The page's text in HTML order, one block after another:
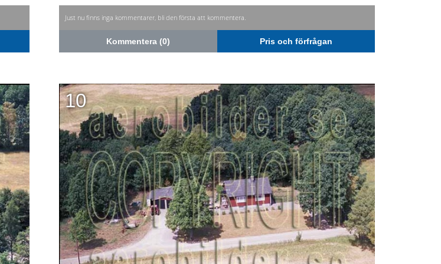
Just nu finns inga kommentarer, bli den första att kommentera.
Kommentera (0) Pris och förfrågan
10